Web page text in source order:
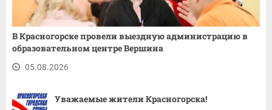
В Красногорске провели выездную администрацию в
образовательном центре Вершина
05.08.2026
Уважаемые жители Красногорска!